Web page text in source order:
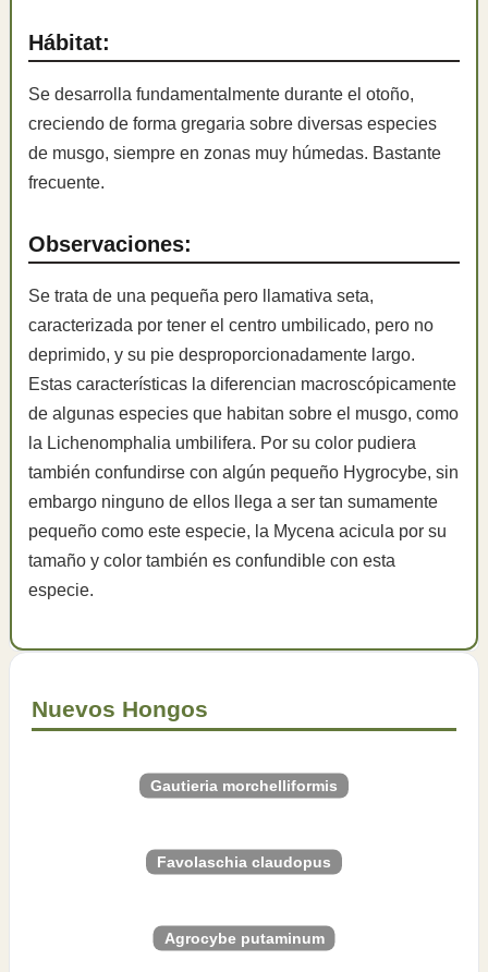
Hábitat:
Se desarrolla fundamentalmente durante el otoño,
creciendo de forma gregaria sobre diversas especies
de musgo, siempre en zonas muy húmedas. Bastante
frecuente.
Observaciones:
Se trata de una pequeña pero llamativa seta,
caracterizada por tener el centro umbilicado, pero no
deprimido, y su pie desproporcionadamente largo.
Estas características la diferencian macroscópicamente
de algunas especies que habitan sobre el musgo, como
la Lichenomphalia umbilifera. Por su color pudiera
también confundirse con algún pequeño Hygrocybe, sin
embargo ninguno de ellos llega a ser tan sumamente
pequeño como este especie, la Mycena acicula por su
tamaño y color también es confundible con esta
especie.
Nuevos Hongos
Gautieria morchelliformis
Favolaschia claudopus
Agrocybe putaminum